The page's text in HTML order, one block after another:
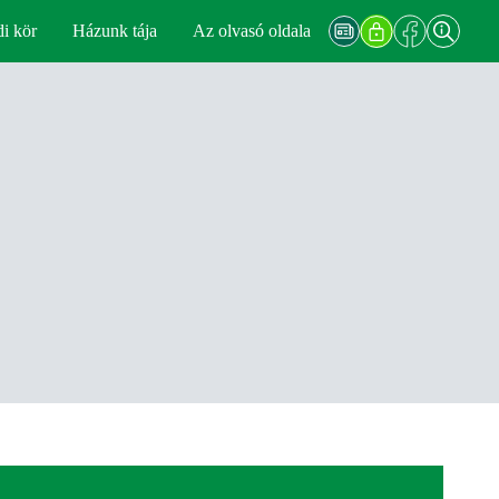
kör Házunk tája Az olvasó oldala